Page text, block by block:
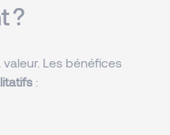
?
Les bénéfices
: